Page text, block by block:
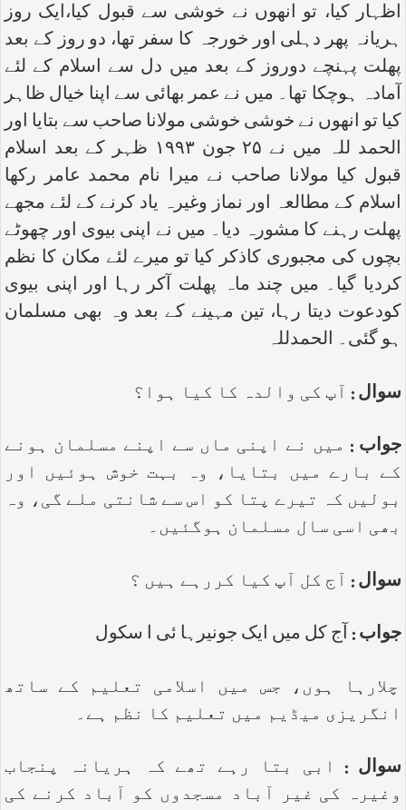
اظہار کیا، تو انھوں نے خوشی سے قبول کیا،ایک روز
ہریانہ پھر دہلی اور خورجہ کا سفر تھا، دو روز کے بعد
پھلت پہنچے دوروز کے بعد میں دل سے اسلام کے لئے
آمادہ ہوچکا تھا۔ میں نے عمر بھائی سے اپنا خیال ظاہر
کیا تو انھوں نے خوشی خوشی مولانا صاحب سے بتایا اور
الحمد للہ میں نے ۲۵ جون ۱۹۹۳ ظہر کے بعد اسلام
قبول کیا مولانا صاحب نے میرا نام محمد عامر رکھا
اسلام کے مطالعہ اور نماز وغیرہ یاد کرنے کے لئے مجھے
پھلت رہنے کا مشورہ دیا۔ میں نے اپنی بیوی اور چھوٹے
بچوں کی مجبوری کاذکر کیا تو میرے لئے مکان کا نظم
کردیا گیا۔ میں چند ماہ پھلت آکر رہا اور اپنی بیوی
کودعوت دیتا رہا، تین مہینے کے بعد وہ بھی مسلمان
ہو گئی۔ الحمدللہ
سوال : آپ کی والدہ کا کیا ہوا؟
جواب :میں نے اپنی ماں سے اپنے مسلمان ہونے
کے بارے میں بتایا، وہ بہت خوش ہوئیں اور
بولیں کہ تیرے پتا کو اس سے شانتی ملے گی، وہ
بھی اسی سال مسلمان ہوگئیں۔
سوال : آج کل آپ کیا کررہے ہیں ؟
جواب : آج کل میں ایک جونیرہا ئی ا سکول
چلارہا ہوں، جس میں اسلامی تعلیم کے ساتھ
انگریزی میڈیم میں تعلیم کا نظم ہے۔
سوال :ابی بتا رہے تھے کہ ہریانہ پنجاب
وغیرہ کی غیر آباد مسجدوں کو آباد کرنے کی